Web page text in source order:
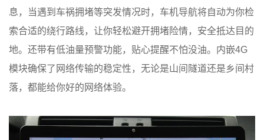
息，当遇到车祸拥堵等突发情况时，车机导航将自动为你检
索合适的绕行路线，让你轻松避开拥堵险情，安全抵达目的
地。还带有低油量预警功能，贴心提醒不怕没油。内嵌4G
模块确保了网络传输的稳定性，无论是山间隧道还是乡间村
落，都能给你好的网络体验。